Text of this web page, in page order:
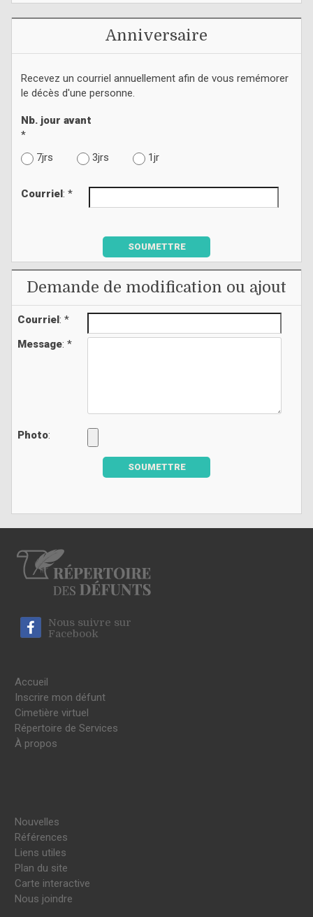
Anniversaire
Recevez un courriel annuellement afin de vous remémorer
le décès d'une personne.
Nb. jour avant
*
7jrs
3jrs 1jr
Courriel : *
SOUMETTRE
Demande de modification ou ajout
Courriel: *
Message: *
Photo:
SOUMETTRE
Nous suivre sur
Facebook
Accueil
Inscrire mon défunt
Cimetière virtuel
Répertoire de Services
À propos
Nouvelles
Références
Liens utiles
Plan du site
Carte interactive
Nous joindre